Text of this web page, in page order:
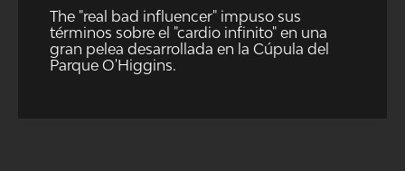
The "real bad influencer" impuso sus
términos sobre el "cardio infinito" en una
gran pelea desarrollada en la Cúpula del
Parque O'Higgins.